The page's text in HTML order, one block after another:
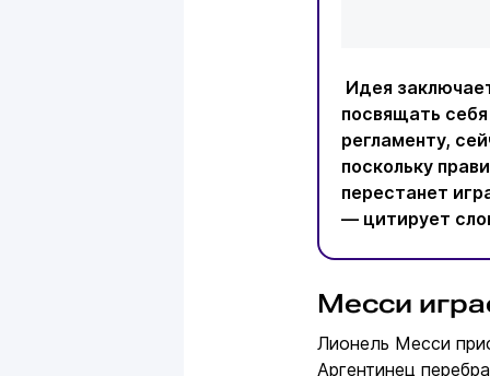
Идея
посвящать
регламенту,
поскольку
перестанет
— цитирует
Месси
Лионель Месси
Аргентинец